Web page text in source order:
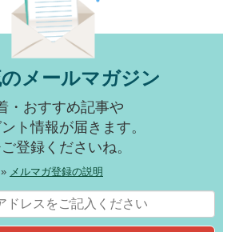
メールマガジン
・おすすめ記事や
ト情報が届きます。
登録くださいね。
» メルマガ登録の説明